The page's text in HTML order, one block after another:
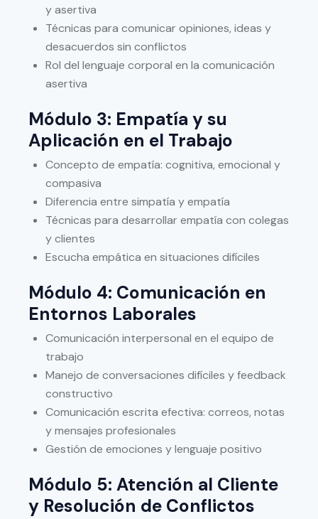
y asertiva
Técnicas para comunicar opiniones, ideas y
desacuerdos sin conflictos
Rol del lenguaje corporal en la comunicación
asertiva
Módulo 3: Empatía y su
Aplicación en el Trabajo
Concepto de empatía: cognitiva, emocional y
compasiva
Diferencia entre simpatía y empatía
Técnicas para desarrollar empatía con colegas
y clientes
Escucha empática en situaciones difíciles
Módulo 4: Comunicación en
Entornos Laborales
Comunicación interpersonal en el equipo de
trabajo
Manejo de conversaciones difíciles y feedback
constructivo
Comunicación escrita efectiva: correos, notas
y mensajes profesionales
Gestión de emociones y lenguaje positivo
Módulo 5: Atención al Cliente
y Resolución de Conflictos